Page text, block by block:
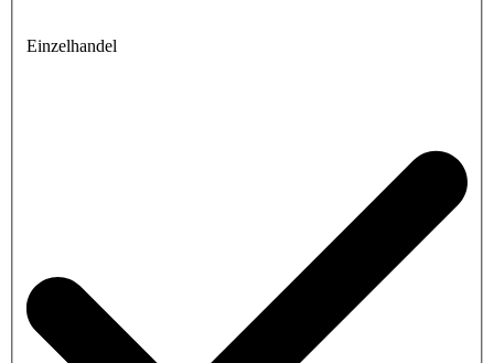
Einzelhandel